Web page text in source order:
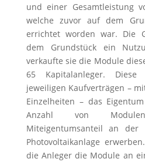
und einer Gesamtleistung
welche zuvor auf dem
errichtet worden war. Die
dem Grundstück ein
verkaufte sie die Module
65 Kapitalanleger.
jeweiligen Kaufverträgen –
Einzelheiten – das
Anzahl von
Miteigentumsanteil an der
Photovoltaikanlage
die Anleger die Module an